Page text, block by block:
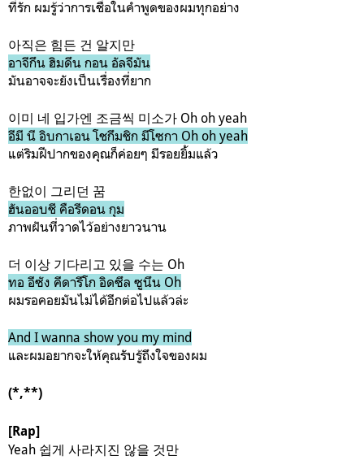
ที่รัก ผมรู้ว่าการเชื่อในคำพูดของผมทุกอย่าง
아직은 힘든 건 알지만
อาจีกึน ฮิมดึน กอน อัลจีมัน
มันอาจจะยังเป็นเรื่องที่ยาก
이미 네 입가엔 조금씩 미소가 Oh oh yeah
อีมี นี อิบกาเอน โชกึมชิก มีโซกา Oh oh yeah
แต่ริมฝีปากของคุณก็ค่อยๆ มีรอยยิ้มแล้ว
한없이 그리던 꿈
ฮันออบชี คือรีดอน กุม
ภาพฝันที่วาดไว้อย่างยาวนาน
더 이상 기다리고 있을 수는 Oh
ทอ อีซัง คีดารีโก อิดซึล ซูนึน Oh
ผมรอคอยมันไม่ได้อีกต่อไปแล้วล่ะ
And I wanna show you my mind
และผมอยากจะให้คุณรับรู้ถึงใจของผม
(*,**)
[Rap]
Yeah 쉽게 사라지진 않을 것만